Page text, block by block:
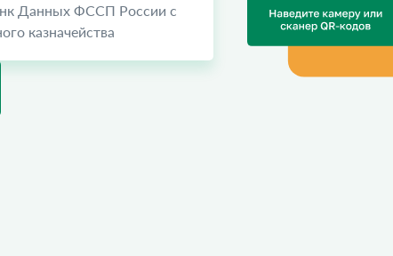
Данных ФССП России с
казначейства